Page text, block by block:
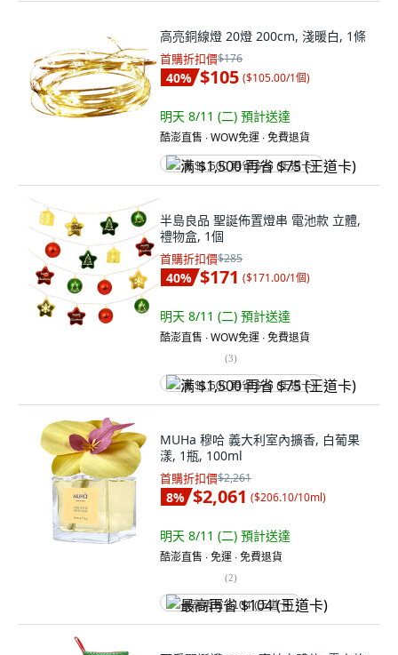
高亮銅線燈 20燈 200cm, 淺暖白, 1條
首購折扣價$176
40% $105 ($105.00/1個)
明天 8/11 (二) 預計送達
酷澎直售 ∙ WOW免運 ∙ 免費退貨
满 $1,500 再省 $75 (王道卡)
半島良品 聖誕佈置燈串 電池款 立體,
禮物盒, 1個
首購折扣價$285
40% $171 ($171.00/1個)
明天 8/11 (二) 預計送達
酷澎直售 ∙ WOW免運 ∙ 免費退貨
(3)
满 $1,500 再省 $75 (王道卡)
MUHa 穆哈 義大利室內擴香, 白葡果
漾, 1瓶, 100ml
首購折扣價$2,261
8% $2,061 ($206.10/10ml)
明天 8/11 (二) 預計送達
酷澎直售 ∙ 免運 ∙ 免費退貨
(2)
最高再省 $104 (王道卡)